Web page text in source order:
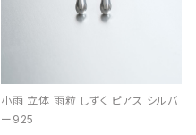
小雨 立体 雨粒 しずく ピアス シルバ
ー925